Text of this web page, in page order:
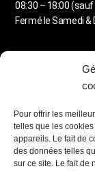
Pour offrir les
telles que les
appareils. Le fait de
des données telles
sur ce site. Le fait de
08:30 – 18:00
Fermé le Samedi &
Detailing
Lavage à la
Station de lavage
Blog & Astuces
PARTENAIRES